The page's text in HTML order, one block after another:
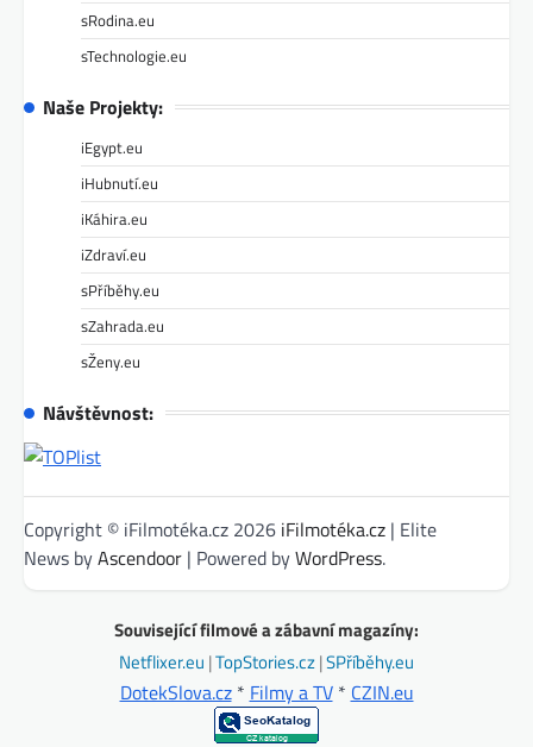
sRodina.eu
sTechnologie.eu
Naše Projekty:
iEgypt.eu
iHubnutí.eu
iKáhira.eu
iZdraví.eu
sPříběhy.eu
sZahrada.eu
sŽeny.eu
Návštěvnost:
Copyright © iFilmotéka.cz 2026 iFilmotéka.cz | Elite
News byAscendoor | Powered byWordPress.
Související filmové a zábavní magazíny:
Netflixer.eu |TopStories.cz|SPříběhy.eu
DotekSlova.cz* Filmy a TV* CZIN.eu